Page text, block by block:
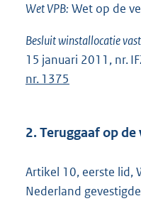
Wet VPB: Wet op de
Besluit winstallocatie
15 januari 2011, nr.
nr. 1375
2. Teruggaaf op
Artikel 10, eerste lid,
Nederland